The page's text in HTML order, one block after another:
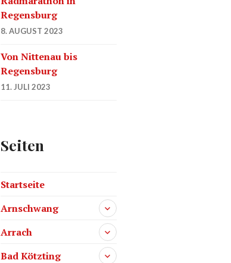
Regensburg
8. AUGUST 2023
Von Nittenau bis
Regensburg
11. JULI 2023
Seiten
Startseite
Arnschwang
Arrach
Bad Kötzting